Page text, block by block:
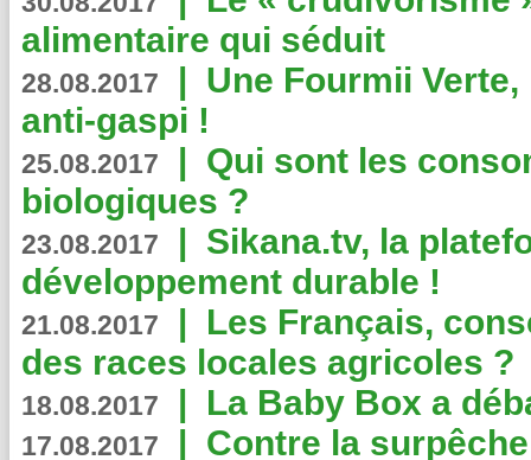
alimentaire qui séduit
28.08.2017 | Une Fourmii
anti-gaspi !
25.08.2017 | Qui sont les
biologiques ?
23.08.2017 | Sikana.tv, la
développement durable !
21.08.2017 | Les Français,
des races locales agricoles ?
18.08.2017 | La Baby Box a
17.08.2017 | Contre la